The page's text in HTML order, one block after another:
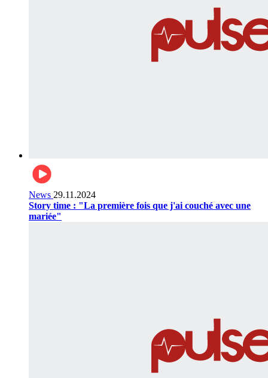
News 29.11.2024
Story time : "La première fois que j'ai couché avec une
mariée"